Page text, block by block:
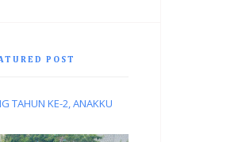
POST
TAHUN KE-2, ANAKKU